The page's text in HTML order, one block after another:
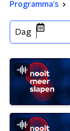
Programma's
Dag